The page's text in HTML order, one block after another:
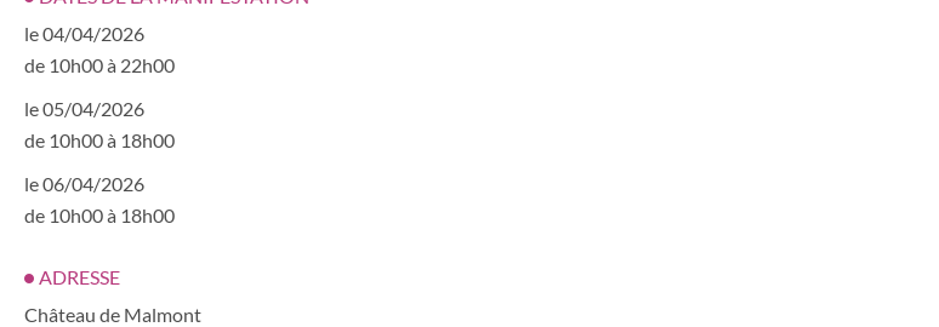
le 04/04/2026
de 10h00 à 22h00
le 05/04/2026
de 10h00 à 18h00
le 06/04/2026
de 10h00 à 18h00
ADRESSE
Château de Malmont